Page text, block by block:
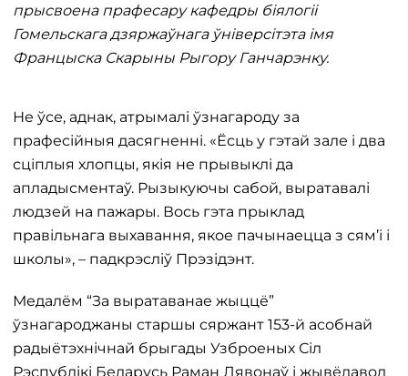
прысвоена прафесару кафедры біялогіі
Гомельскага дзяржаўнага ўніверсітэта імя
Францыска Скарыны Рыгору Ганчарэнку.
Не ўсе, аднак, атрымалі ўзнагароду за
прафесійныя дасягненні. «Ёсць у гэтай зале і два
сціплыя хлопцы, якія не прывыклі да
апладысментаў. Рызыкуючы сабой, выратавалі
людзей на пажары. Вось гэта прыклад
правільнага выхавання, якое пачынаецца з сям’і і
школы», – падкрэсліў Прэзідэнт.
Медалём “За выратаванае жыццё”
ўзнагароджаны старшы сяржант 153-й асобнай
радыётэхнічнай брыгады Узброеных Сіл
Рэспублікі Беларусь Раман Лявонаў і жывёлавод